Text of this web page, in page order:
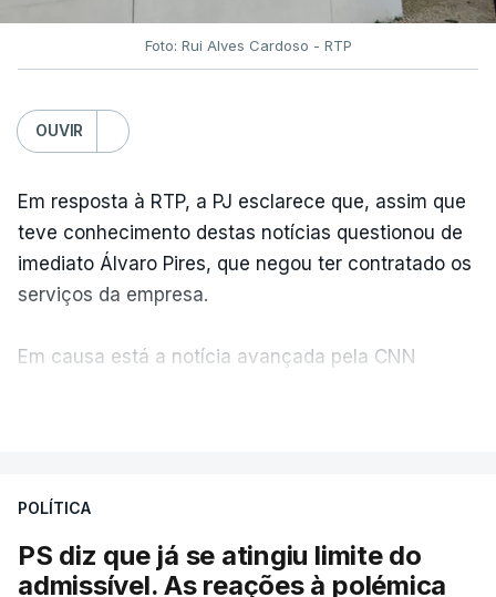
Foto: Rui Alves Cardoso - RTP
OUVIR
Em resposta à RTP, a PJ esclarece que, assim que
teve conhecimento destas notícias questionou de
imediato Álvaro Pires, que negou ter contratado os
serviços da empresa.
Em causa está a notícia avançada pela CNN
abertura de qualquer processo disciplinar, por não
ter qualquer elemento que indicie a realização
dessas obras.
POLÍTICA
PS diz que já se atingiu limite do
admissível. As reações à polémica